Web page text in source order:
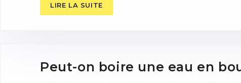
LIRE LA SUITE
Peut-on boire une eau en